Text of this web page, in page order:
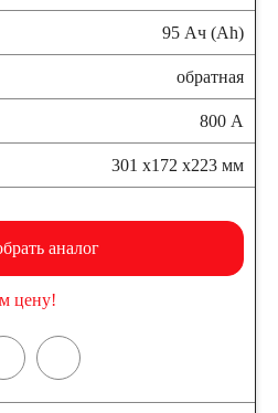
95 Ач (Ah)
обратная
800 А
301 x172 x223 мм
аналог
цену!